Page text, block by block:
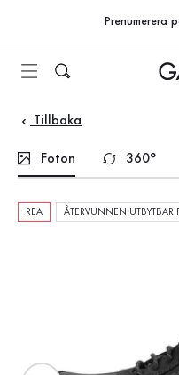
Till innehållsförteckning
Till huvudnavigation
Prenumerera
Tillbaka
Foton 360°
REA ÅTERVUNNEN UTBYTBAR